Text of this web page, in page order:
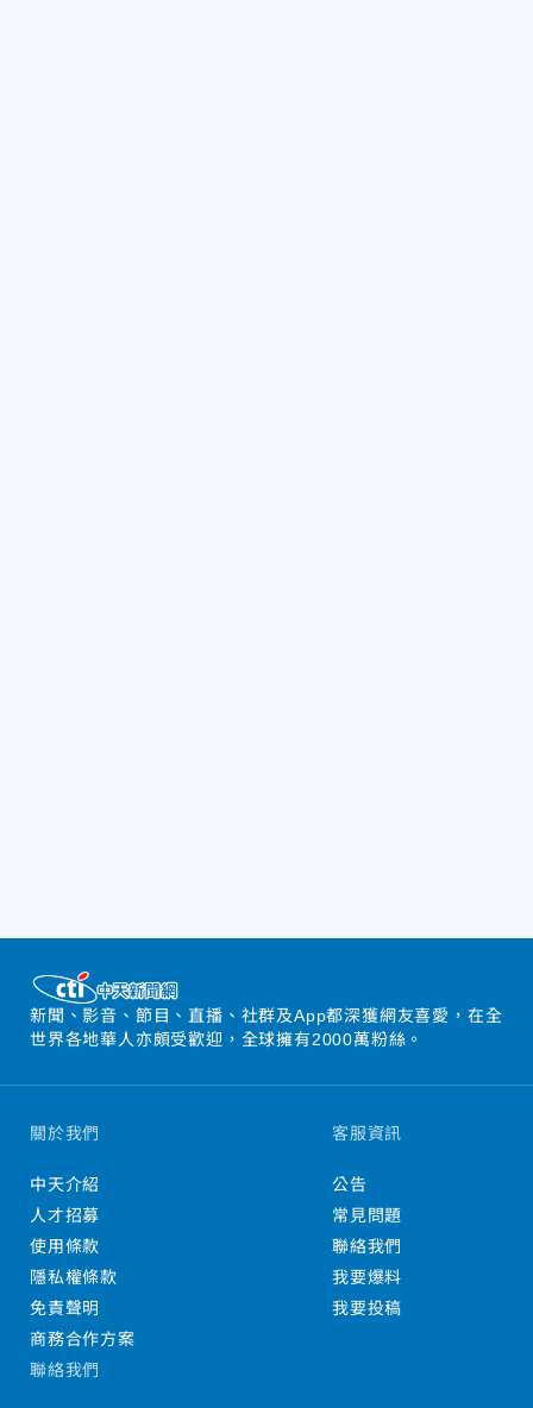
新聞、影音、節目、直播、社群及App都深獲網友喜愛，在全
世界各地華人亦頗受歡迎，全球擁有2000萬粉絲。
關於我們
中天介紹
人才招募
使用條款
隱私權條款
免責聲明
商務合作方案
客服資訊
公告
常見問題
聯絡我們
我要爆料
我要投稿
聯絡我們